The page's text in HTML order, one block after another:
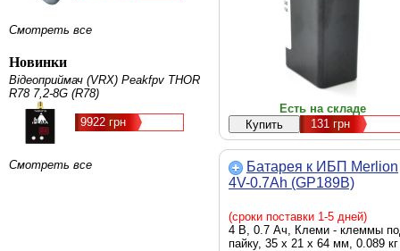
Смотреть все
Новинки
Відеоприймач (VRX) Peakfpv THOR
R78 7,2-8G (R78)
9922 грн
Смотреть все
Есть на складе
131грн
Батарея к ИБП Merlion
4V-0.7Ah (GP189B)
(сроки поставки 1-5 дней)
4 В, 0.7 Ач, Клеми - клеммы
пайку, 35 x 21 x 64 мм, 0.089 кг